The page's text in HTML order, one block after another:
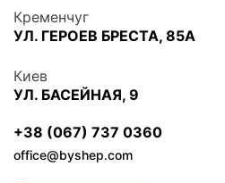
Кременчуг
УЛ. ГЕРОЕВ БРЕСТА, 85А
Киев
УЛ. БАСЕЙНАЯ, 9
+38 (067) 737 0360
office@byshep.com